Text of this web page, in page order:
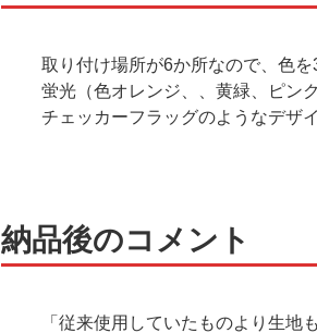
取り付け場所が6か所なので、色を
蛍光（色オレンジ、、黄緑、ピン
チェッカーフラッグのようなデザ
納品後のコメント
「従来使用していたものより生地